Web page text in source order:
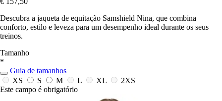
Descubra a jaqueta de equitação Samshield Nina, que combina
conforto, estilo e leveza para um desempenho ideal durante os seus
treinos.
Tamanho
*
Guia de tamanhos
XS
S M L XL
2XS
Este campo é obrigatório